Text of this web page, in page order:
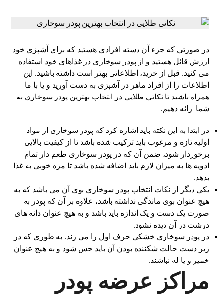
در صورتی که جزء آن دسته افرادی هستید که برای آشپزی خود
ارزش قائل هستید و از پودر سوخاری در غذاهای خود استفاده
می کنید. قبل از خرید، اطلاعاتی بهتر است داشته باشید. این
اطلاعات را از افراد ماهر در آشپزی به دست آورید و یا با ما
همراه باشید تا نکاتی طلایی در انتخاب بهترین پودر سوخاری به
شما ارائه دهیم.
در ابتدا به این نکته باید اشاره کرد که پودر سوخاری از مواد
اولیه تازه و مرغوب باید ترکیب شده باشد تا از کیفیت بالایی
برخوردار شود، ضمن آن که در پودر سوخاری طعم دار تمام
ادویه ها به میزان لازم باید اضافه شده باشد تا مزه خوبی به غذا
بدهد.
یکی دیگر از نکات انتخاب پودر سوخاری بوی آن می باشد که به
هیچ عنوان بوی ماندگی نداشته باشد، علاوه بر آن که پودر به
صورت یک دست و یک اندازه باید باشد و به هیچ عنوان دانه های
درشت در آن دیده نشود.
در پودر سوخاری خشکی حرف اول را می زند. به طوری که در
زیر دست حالت شکننده بودن آن باید حس شود و به هیچ عنوان
خمیر و یا له نباشند.
مراکز عرضه پودر